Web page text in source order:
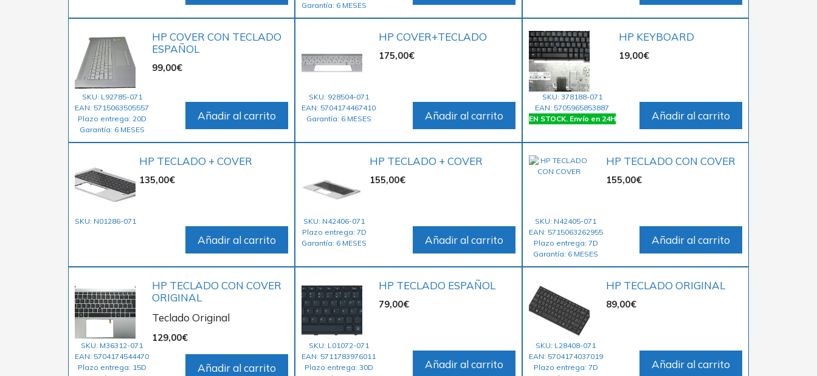
Garantía: 6 MESES
SKU: L92785-071
EAN: 5715063505557
Plazo entrega: 20D
Garantía: 6 MESES
HP COVER CON TECLADO
ESPAÑOL
99,00€
Añadir al carrito
SKU: 928504-071
EAN: 5704174467410
Garantía: 6 MESES
HP COVER+TECLADO
175,00€
Añadir al carrito
SKU: 378188-071
EAN: 5705965853887
EN STOCK. Envío en 24H
HP KEYBOARD
19,00€
Añadir al carrito
SKU: N01286-071
HP TECLADO + COVER
135,00€
Añadir al carrito
SKU: N42406-071
Plazo entrega: 7D
Garantía: 6 MESES
HP TECLADO + COVER
155,00€
Añadir al carrito
SKU: N42405-071
EAN: 5715063262955
Plazo entrega: 7D
Garantía: 6 MESES
HP TECLADO CON COVER
155,00€
Añadir al carrito
SKU: M36312-071
EAN: 5704174544470
Plazo entrega: 15D
HP TECLADO CON COVER
ORIGINAL
Teclado Original
129,00€
Añadir al carrito
SKU: L01072-071
EAN: 5711783976011
Plazo entrega: 30D
HP TECLADO ESPAÑOL
79,00€
Añadir al carrito
SKU: L28408-071
EAN: 5704174037019
Plazo entrega: 7D
HP TECLADO ORIGINAL
89,00€
Añadir al carrito